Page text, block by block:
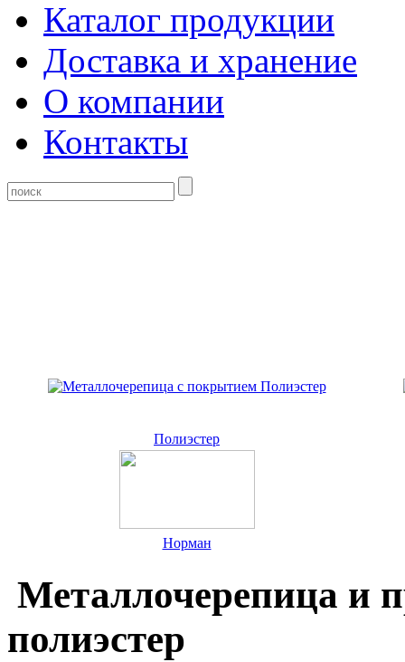
Каталог продукции
Доставка и хранение
О компании
Контакты
Полиэстер
Норман
Металлочерепица и
полиэстер